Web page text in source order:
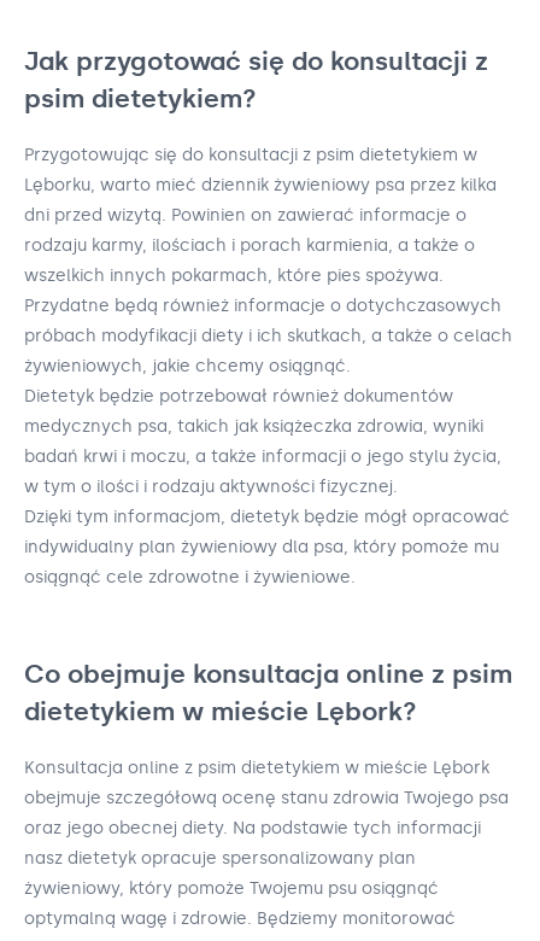
Jak przygotować się do konsultacji z
psim dietetykiem?
Przygotowując się do konsultacji z psim dietetykiem w
Lęborku, warto mieć dziennik żywieniowy psa przez kilka
dni przed wizytą. Powinien on zawierać informacje o
rodzaju karmy, ilościach i porach karmienia, a także o
wszelkich innych pokarmach, które pies spożywa.
Przydatne będą również informacje o dotychczasowych
próbach modyfikacji diety i ich skutkach, a także o celach
żywieniowych, jakie chcemy osiągnąć.
Dietetyk będzie potrzebował również dokumentów
medycznych psa, takich jak książeczka zdrowia, wyniki
badań krwi i moczu, a także informacji o jego stylu życia,
w tym o ilości i rodzaju aktywności fizycznej.
Dzięki tym informacjom, dietetyk będzie mógł opracować
indywidualny plan żywieniowy dla psa, który pomoże mu
osiągnąć cele zdrowotne i żywieniowe.
Co obejmuje konsultacja online z psim
dietetykiem w mieście Lębork?
Konsultacja online z psim dietetykiem w mieście Lębork
obejmuje szczegółową ocenę stanu zdrowia Twojego psa
oraz jego obecnej diety. Na podstawie tych informacji
nasz dietetyk opracuje spersonalizowany plan
żywieniowy, który pomoże Twojemu psu osiągnąć
optymalną wagę i zdrowie. Będziemy monitorować